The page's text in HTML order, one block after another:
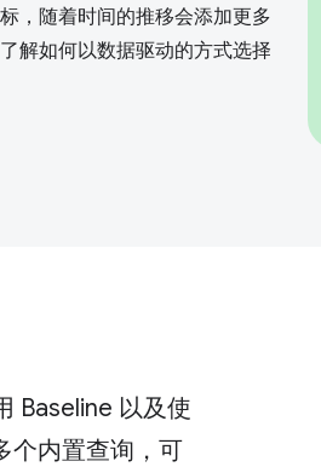
，随着时间的推移会添加更多
解如何以数据驱动的方式选择
Baseline 以及使
个内置查询，可